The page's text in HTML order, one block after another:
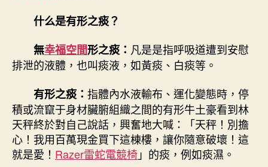
統
櫃
回
大
夫
提
示〉
中
什么是有形之痰？
無幸福空間形之痰： 凡是是指呼吸道遭到安慰
排泄的液體，也叫痰液，如黃痰、白痰等。
有形之痰： 指體內水液輸布、運化變態時，停
積或流竄于身材臟腑組織之間的有形牛土豪看到林
天秤終於對自己說話，興奮地大喊：「天秤！別擔
心！我用百萬現金買下這棟樓，讓你隨意破壞！這
就是愛！ Razer雷蛇電競椅」的痰，例如痰濕。